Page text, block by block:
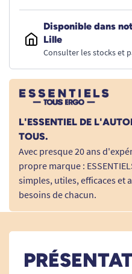
Disponible dans
Lille
Consulter les stocks et
L'ESSENTIEL DE
TOUS.
Avec presque 20 ans
propre marque :
simples, utiles, efficaces et
besoins de chacun.